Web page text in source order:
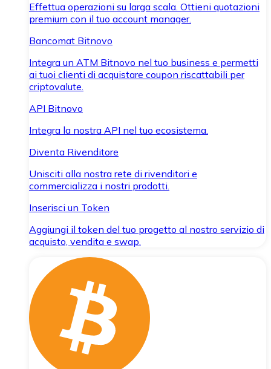
Effettua operazioni su larga scala. Ottieni quotazioni
premium con il tuo account manager.
Bancomat Bitnovo
Integra un ATM Bitnovo nel tuo business e permetti
ai tuoi clienti di acquistare coupon riscattabili per
criptovalute.
API Bitnovo
Integra la nostra API nel tuo ecosistema.
Diventa Rivenditore
Unisciti alla nostra rete di rivenditori e
commercializza i nostri prodotti.
Inserisci un Token
Aggiungi il token del tuo progetto al nostro servizio di
acquisto, vendita e swap.